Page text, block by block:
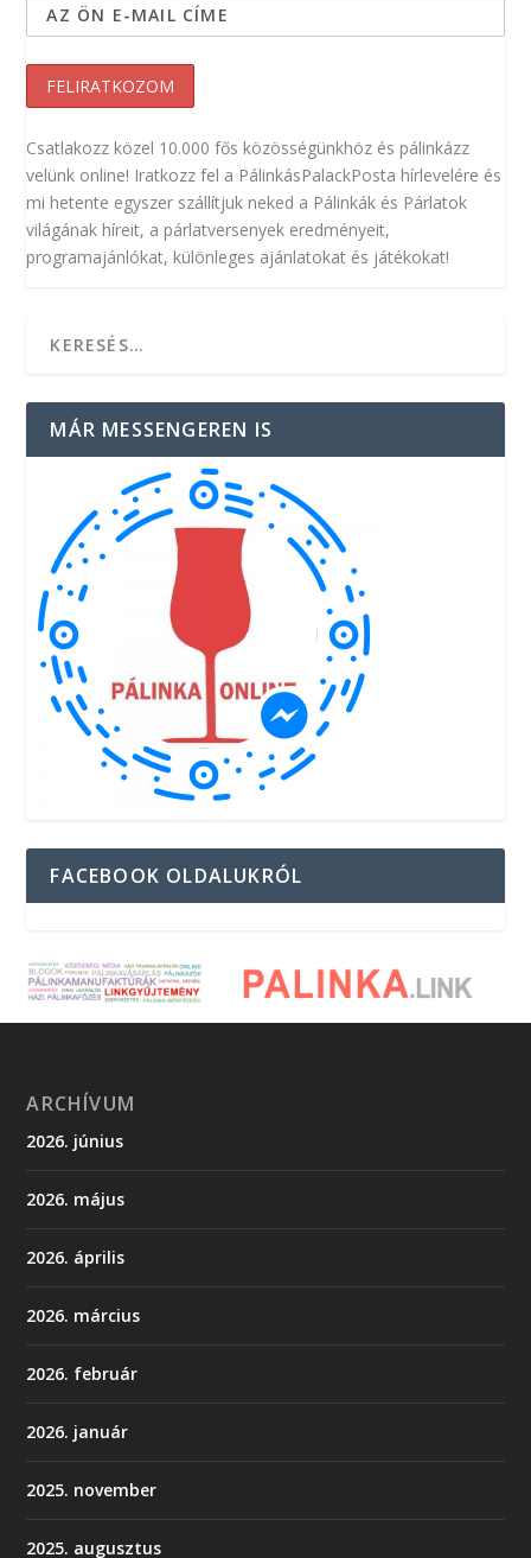
Csatlakozz közel 10.000 fős közösségünkhöz és pálinkázz
velünk online! Iratkozz fel a PálinkásPalackPosta hírlevelére és
mi hetente egyszer szállítjuk neked a Pálinkák és Párlatok
világának híreit, a párlatversenyek eredményeit,
programajánlókat, különleges ajánlatokat és játékokat!
MÁR MESSENGEREN IS
FACEBOOK OLDALUKRÓL
ARCHÍVUM
2026. június
2026. május
2026. április
2026. március
2026. február
2026. január
2025. november
2025. augusztus